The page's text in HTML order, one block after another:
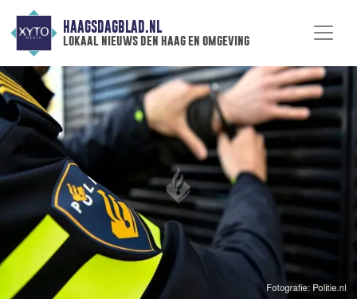
HAAGSDAGBLAD.NL
lokaal nieuws den haag en omgeving